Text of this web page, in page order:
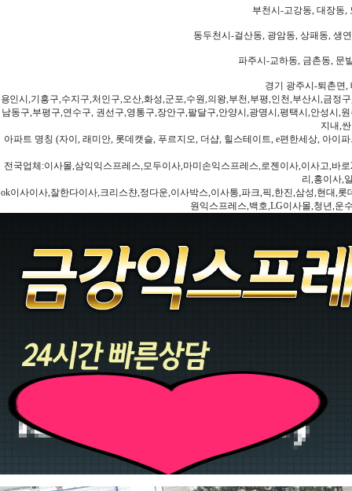
부천시-고강동, 대장동,
동두천시-걸산동, 광암동, 상패동, 생
파주시-교하동, 금촌동, 문
경기 광주시-퇴촌면,
용인시,기흥구,수지구,처인구,오산,화성,군포,수원,의왕,부천,부평,인천,부산시,금
남동구,부평구,연수구, 권선구,영통구,장안구,팔달구,안양시,광명시,평택시,안성시,
지내,
아파트 명칭 (자이, 래미안, 롯데캣슬, 푸르지오, 더샵, 힐스테이트, e편한세상, 아이
전국업체:이사몰,삼익익스프레스,모두이사,마미손익스프레스,로젠이사,이사고,바
리,홍이사,
ok이사이사,잘한다이사,크리스챤,정다운,이사박스,이사통,파크,픽,한진,삼성,현대,
원익스프레스,백호,LG이사몰,청년,운